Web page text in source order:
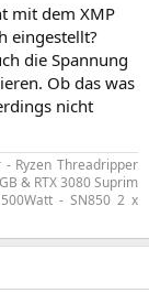
mit dem XMP
eingestellt?
die Spannung
Ob das was
nicht
Ryzen Threadripper
& RTX 3080 Suprim
- SN850 2 x